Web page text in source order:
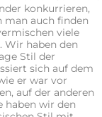
konkurrieren,
man auch finden
viele
Wir haben den
Stil der
sich auf dem
er war vor
auf der anderen
haben wir den